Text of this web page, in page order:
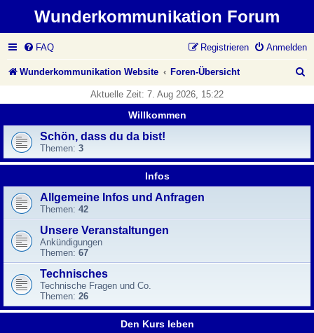
Wunderkommunikation Forum
FAQ Anmelden
Registrieren
Wunderkommunikation Website Foren-Übersicht
Aktuelle Zeit: 7. Aug 2026, 15:22
Willkommen
Schön, dass du da bist!
Themen: 3
Infos
Allgemeine Infos und Anfragen
Themen: 42
Unsere Veranstaltungen
Ankündigungen
Themen: 67
Technisches
Technische Fragen und Co.
Themen: 26
Den Kurs leben